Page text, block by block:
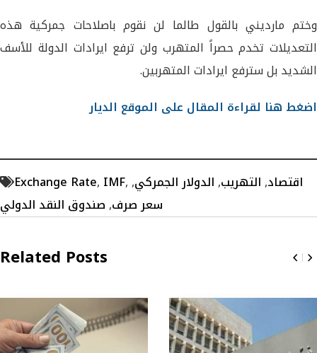
وختم مارديني بالقول طالما لن نقوم باصلاحات جمركية هذه
التعديلات تخدم حصراً المتهرب ولن ترفع ايرادات الدولة للأسف
الشديد بل سترفع ايرادات المتهربين.
اضغط هنا لقراءة المقال على الموقع الديار
Exchange Rate, IMF, اقتصاد,التهريب,الدولار الجمركي,
سعر صرف,صندوق النقد الدولي
Related Posts